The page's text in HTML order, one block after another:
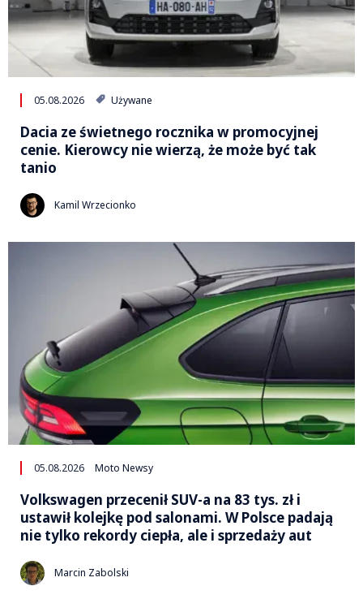
05.08.2026 Używane
Dacia ze świetnego rocznika w promocyjnej
cenie. Kierowcy nie wierzą, że może być tak
tanio
Kamil Wrzecionko
05.08.2026 Moto Newsy
Volkswagen przecenił SUV-a na 83 tys. zł i
ustawił kolejkę pod salonami. W Polsce padają
nie tylko rekordy ciepła, ale i sprzedaży aut
Marcin Zabolski